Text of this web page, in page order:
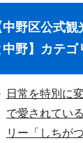
中野区公式
中野】カテゴ
日常を特別に
で愛されてい
リー「しちが